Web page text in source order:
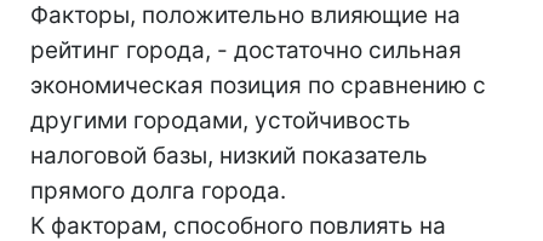
Факторы, положительно влияющие на
рейтинг города, - достаточно сильная
экономическая позиция по сравнению с
другими городами, устойчивость
налоговой базы, низкий показатель
прямого долга города.
К факторам, способного повлиять на